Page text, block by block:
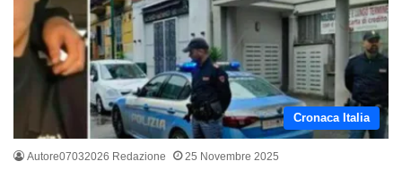
Cronaca Italia
Autore07032026 Redazione 25 Novembre 2025